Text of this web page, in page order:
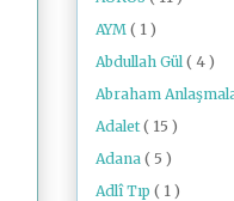
AYM ( 1 )
Abdullah Gül ( 4 )
Abraham
Adalet ( 15 )
Adana ( 5 )
Adlî Tıp ( 1 )